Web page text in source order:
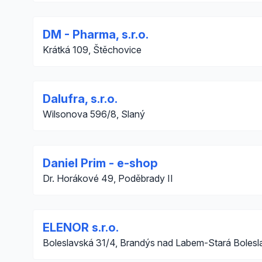
DM - Pharma, s.r.o.
Krátká 109, Štěchovice
Dalufra, s.r.o.
Wilsonova 596/8, Slaný
Daniel Prim - e-shop
Dr. Horákové 49, Poděbrady II
ELENOR s.r.o.
Boleslavská 31/4, Brandýs nad Labem-Stará